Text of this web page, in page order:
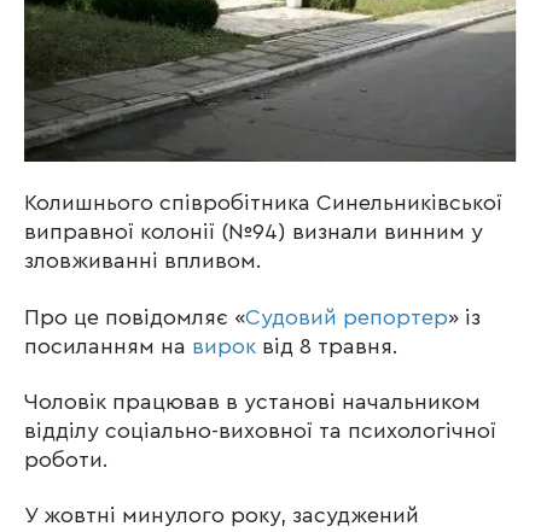
Колишнього співробітника Синельниківської
виправної колонії (№94) визнали винним у
зловживанні впливом.
Про це повідомляє «Судовий репортер» із
посиланням на вирок від 8 травня.
Чоловік працював в установі начальником
відділу соціально-виховної та психологічної
роботи.
У жовтні минулого року, засуджений